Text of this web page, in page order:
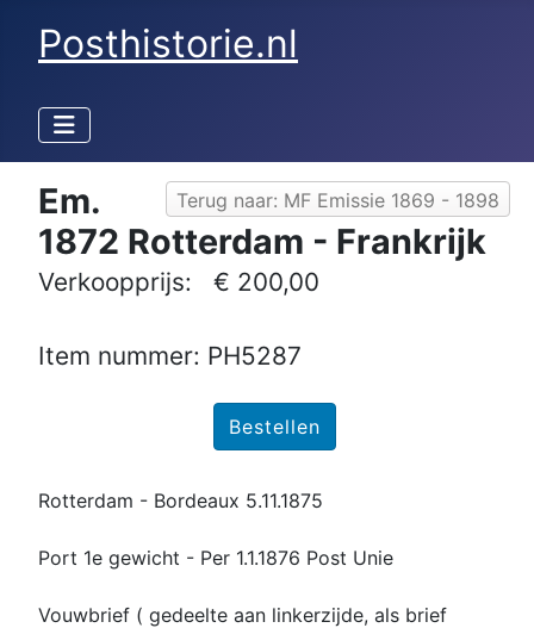
Posthistorie.nl
Terug naar: MF Emissie 1869 - 1898
Em.
1872 Rotterdam - Frankrijk
Verkoopprijs: € 200,00
Item nummer: PH5287
Rotterdam - Bordeaux 5.11.1875
Port 1e gewicht - Per 1.1.1876 Post Unie
Vouwbrief ( gedeelte aan linkerzijde, als brief